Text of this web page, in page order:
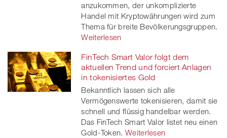
anzukommen, der unkomplizierte
Handel mit Kryptowährungen wird zum
Thema für breite Bevölkerungsgruppen.
Weiterlesen
FinTech Smart Valor folgt dem
aktuellen Trend und forciert Anlagen
in tokenisiertes Gold
Bekanntlich lassen sich alle
Vermögenswerte tokenisieren, damit sie
schnell und flüssig handelbar werden.
Das FinTech Smart Valor listet neu einen
Gold-Token. Weiterlesen